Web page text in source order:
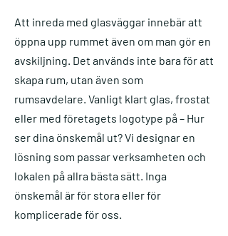
Att inreda med glasväggar innebär att
öppna upp rummet även om man gör en
avskiljning. Det används inte bara för att
skapa rum, utan även som
rumsavdelare. Vanligt klart glas, frostat
eller med företagets logotype på – Hur
ser dina önskemål ut? Vi designar en
lösning som passar verksamheten och
lokalen på allra bästa sätt. Inga
önskemål är för stora eller för
komplicerade för oss.